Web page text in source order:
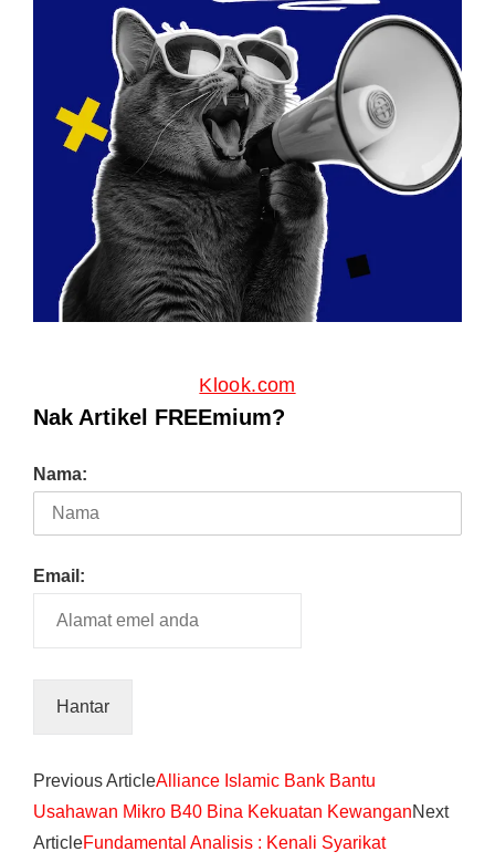
Klook.com
Nak Artikel FREEmium?
Nama:
Email:
Previous ArticleAlliance Islamic Bank Bantu
Usahawan Mikro B40 Bina Kekuatan KewanganNext
ArticleFundamental Analisis : Kenali Syarikat